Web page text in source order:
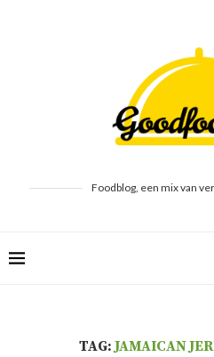
Foodblog, een mix van
TAG:JAMAICAN